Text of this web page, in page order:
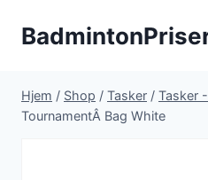
Hjem / Shop / Tasker / Tasker
TournamentÂ Bag White